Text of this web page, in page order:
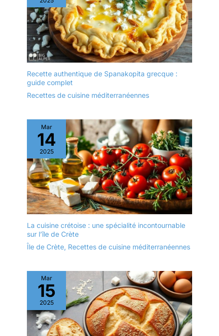
Recette authentique de Spanakopita grecque :
guide complet
Recettes de cuisine méditerranéennes
Mar
14
2025
La cuisine crétoise : une spécialité incontournable
sur l’île de Crète
Île de Crète, Recettes de cuisine méditerranéennes
Mar
15
2025